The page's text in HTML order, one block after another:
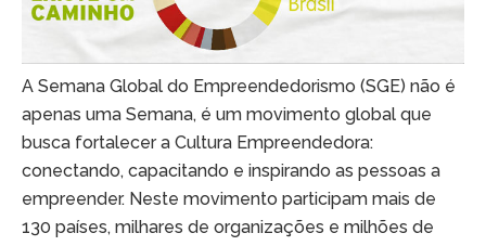
A Semana Global do Empreendedorismo (SGE) não é
apenas uma Semana, é um movimento global que
busca fortalecer a Cultura Empreendedora:
conectando, capacitando e inspirando as pessoas a
empreender. Neste movimento participam mais de
130 países, milhares de organizações e milhões de